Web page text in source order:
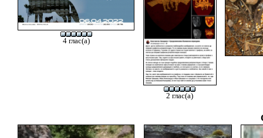
4 глас(а)
2 глас(а)